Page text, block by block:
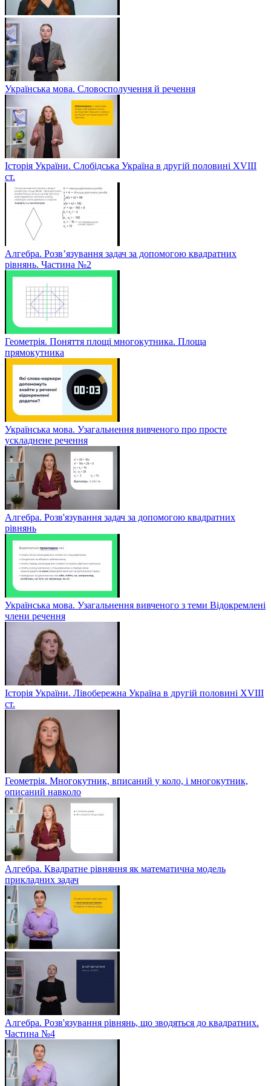
Українська мова. Словосполучення й речення
Історія України. Слобідська Україна в другій половині ХVIIІ
ст.
Алгебра. Розв’язування задач за допомогою квадратних
рівнянь. Частина №2
Геометрія. Поняття площі многокутника. Площа
прямокутника
Українська мова. Узагальнення вивченого про просте
ускладнене речення
Алгебра. Розв'язування задач за допомогою квадратних
рівнянь
Українська мова. Узагальнення вивченого з теми Відокремлені
члени речення
Історія України. Лівобережна Україна в другій половині ХVIIІ
ст.
Геометрія. Многокутник, вписаний у коло, і многокутник,
описаний навколо
Алгебра. Квадратне рівняння як математична модель
прикладних задач
Алгебра. Розв'язування рівнянь, що зводяться до квадратних.
Частина №4